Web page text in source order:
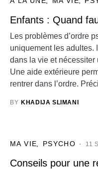
Enfants : Quand
Les problèmes d’ordre
uniquement les adultes.
dans la vie et nécessiter
Une aide extérieure
rentrer dans l’ordre.
BY KHADIJA SLIMANI
MA VIE PSYCHO 11
Conseils pour une